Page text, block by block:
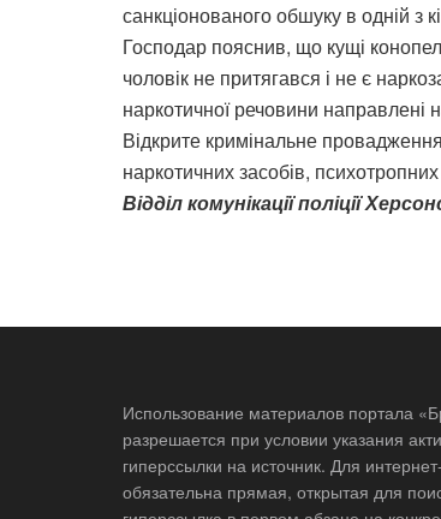
санкціонованого обшуку в одній з
Господар пояснив, що кущі
чоловік не притягався і не є
наркотичної речовини направлені
Відкрите кримінальне
наркотичних засобів,
Відділ комунікації поліції
Использование материалов портала
разрешается при условии указания
гиперссылки на источник. Для
обязательна прямая, открытая для